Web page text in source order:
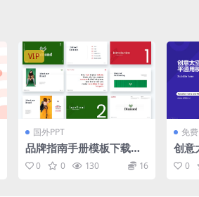
VIP
国外PPT
品牌指南手册模板下载（P
PTX）
0 0 130 16
免
创意
平化
模板
0